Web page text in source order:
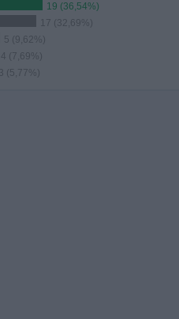
19 (36,54%)
17 (32,69%)
5 (9,62%)
4 (7,69%)
3 (5,77%)